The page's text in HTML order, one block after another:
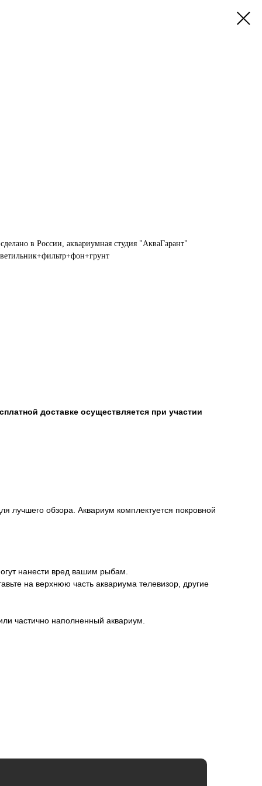
в России, аквариумная студия "АкваГарант"
доставке осуществляется при участии
лучшего обзора. Аквариум комплектуется покровной
нанести вред вашим рыбам.
на верхнюю часть аквариума телевизор, другие
частично наполненный аквариум.